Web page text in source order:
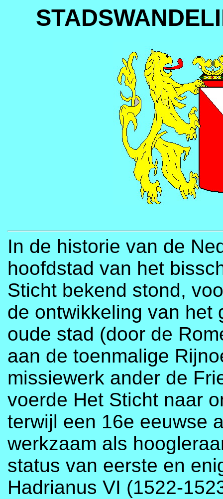
In de historie van de
hoofdstad van het
Sticht bekend stond,
de ontwikkeling van het
oude stad (door de
aan de toenmalige
missiewerk ander de
voerde Het Sticht naar
terwijl een 16e eeuwse
werkzaam als
status van eerste en
Hadrianus VI (1522-